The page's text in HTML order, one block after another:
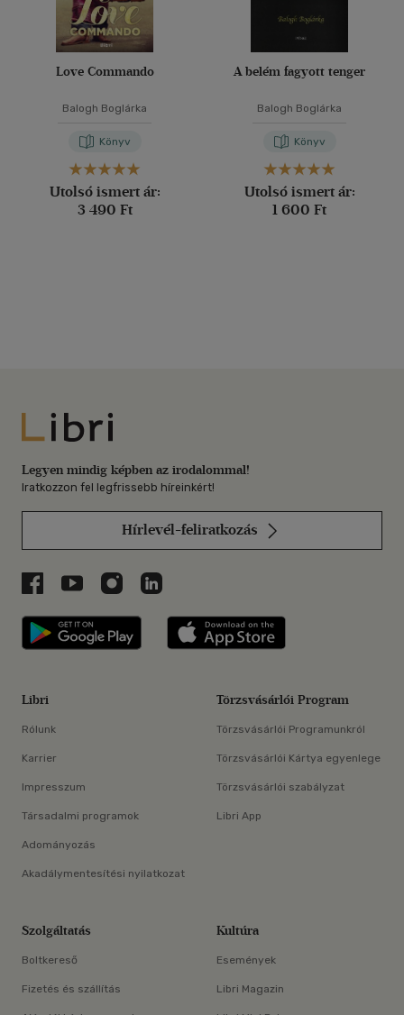
Love Commando
Balogh Boglárka
Könyv
Utolsó ismert ár:
3 490 Ft
A belém fagyott tenger
Balogh Boglárka
Könyv
Utolsó ismert ár:
1 600 Ft
Libri
Legyen mindig képben az irodalommal!
Iratkozzon fel legfrissebb híreinkért!
Hírlevél-feliratkozás
Libri a Facebookon
Libri a Youtube-on
Libri az Instagramon
Libri a LinkedInen
Libri applikáció Szerezd meg: Google
Libri
Rólunk
Karrier
Impresszum
Társadalmi programok
Adományozás
Akadálymentesítési nyilatkozat
Törzsvásárlói Program
Törzsvásárlói Programunkról
Törzsvásárlói Kártya egyenlege
Törzsvásárlói szabályzat
Libri App
Szolgáltatás
Boltkereső
Fizetés és szállítás
Kultúra
Események
Libri Magazin